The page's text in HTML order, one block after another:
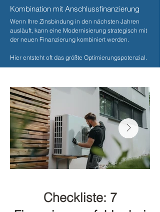
Kombination mit Anschlussfinanzierung
Wenn Ihre Zinsbindung in den nächsten Jahren
ausläuft, kann eine Modernisierung strategisch mit
der neuen Finanzierung kombiniert werden.
Hier entsteht oft das größte Optimierungspotenzial.
Checkliste: 7